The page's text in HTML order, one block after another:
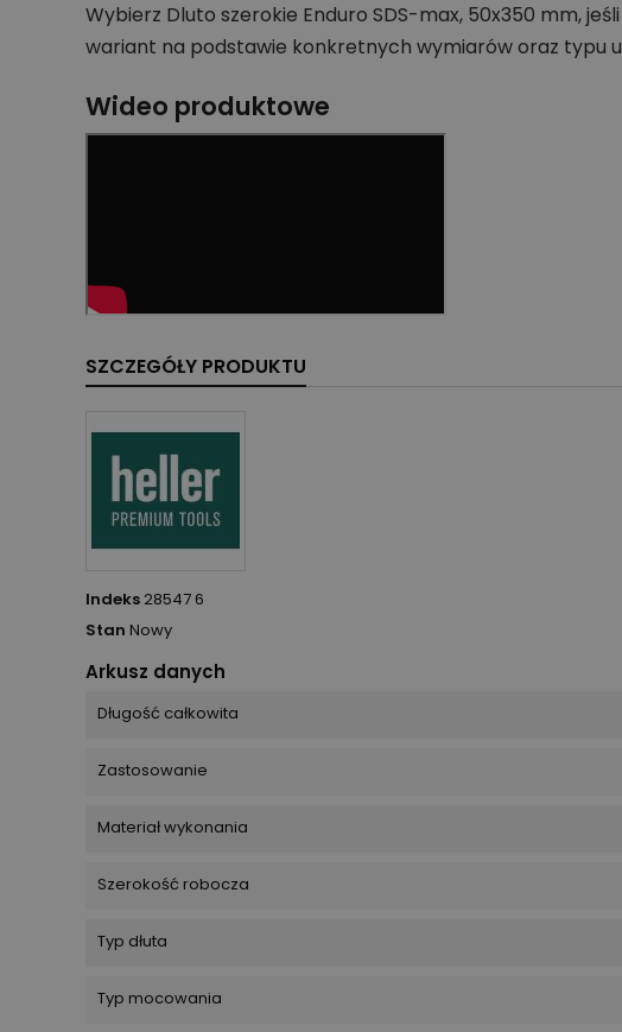
Wybierz Dluto szerokie Enduro SDS-max, 50x350 mm,
wariant na podstawie konkretnych wymiarów oraz typu
Wideo produktowe
SZCZEGÓŁY PRODUKTU
Indeks 28547 6
Stan Nowy
Arkusz danych
Długość całkowita
Zastosowanie
Materiał wykonania
Szerokość robocza
Typ dłuta
Typ mocowania